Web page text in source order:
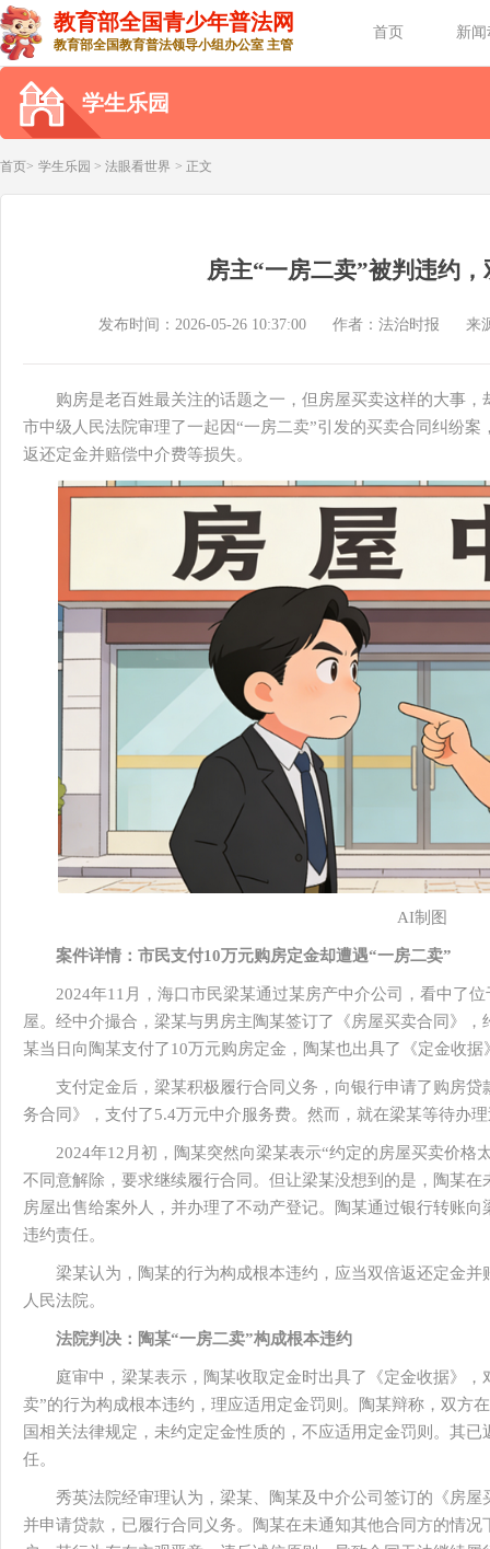
教育部全国青少年普法网
教育部全国教育普法领导小组办公室 主管
首页 新
学生乐园
首页> 学生乐园 > 法眼看世界 > 正文
房主“一房二卖”被判违约
发布时间：2026-05-26 10:37:00 作者：法治时报 来
购房是老百姓最关注的话题之一，但房屋买卖这样的大事
市中级人民法院审理了一起因“一房二卖”引发的买卖合同纠纷
返还定金并赔偿中介费等损失。
AI制图
案件详情：市民支付10万元购房定金却遭遇“一房二卖”
2024年11月，海口市民梁某通过某房产中介公司，看中了
屋。经中介撮合，梁某与男房主陶某签订了《房屋买卖合同》
某当日向陶某支付了10万元购房定金，陶某也出具了《定金收据
支付定金后，梁某积极履行合同义务，向银行申请了购房
务合同》，支付了5.4万元中介服务费。然而，就在梁某等待办
2024年12月初，陶某突然向梁某表示“约定的房屋买卖价格
不同意解除，要求继续履行合同。但让梁某没想到的是，陶某
房屋出售给案外人，并办理了不动产登记。陶某通过银行转账
违约责任。
梁某认为，陶某的行为构成根本违约，应当双倍返还定金
人民法院。
法院判决：陶某“一房二卖”构成根本违约
庭审中，梁某表示，陶某收取定金时出具了《定金收据》
卖”的行为构成根本违约，理应适用定金罚则。陶某辩称，双方
国相关法律规定，未约定定金性质的，不应适用定金罚则。其
任。
秀英法院经审理认为，梁某、陶某及中介公司签订的《房
并申请贷款，已履行合同义务。陶某在未通知其他合同方的情